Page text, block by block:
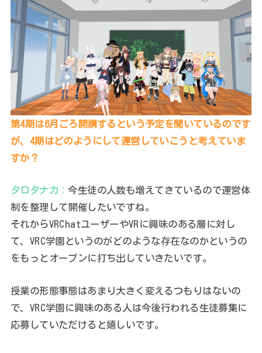
第4期は6月ごろ開講するという予定を聞いているのです
が、4期はどのようにして運営していこうと考えていま
すか？
タロタナカ：今生徒の人数も増えてきているので運営体
制を整理して開催したいですね。
それからVRChatユーザーやVRに興味のある層に対し
て、VRC学園というのがどのような存在なのかというの
をもっとオープンに打ち出していきたいです。
授業の形態事態はあまり大きく変えるつもりはないの
で、VRC学園に興味のある人は今後行われる生徒募集に
応募していただけると嬉しいです。